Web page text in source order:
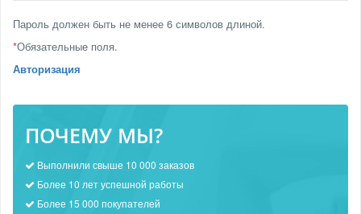
Пароль должен быть не менее 6 символов длиной.
*Обязательные поля.
Авторизация
ПОЧЕМУ МЫ?
Выполнили свыше 10 000 заказов
Более 10 лет успешной работы
Более 15 000 покупателей